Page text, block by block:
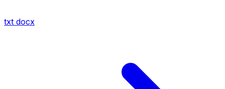
txt docx